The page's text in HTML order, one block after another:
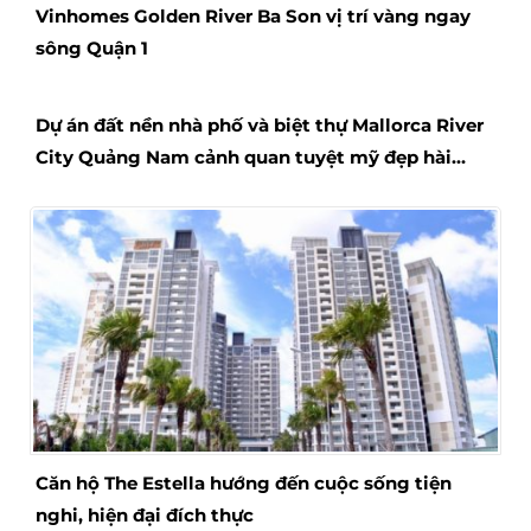
Vinhomes Golden River Ba Son vị trí vàng ngay
sông Quận 1
Dự án đất nền nhà phố và biệt thự Mallorca River
City Quảng Nam cảnh quan tuyệt mỹ đẹp hài
Căn hộ The Estella hướng đến cuộc sống tiện
nghi, hiện đại đích thực